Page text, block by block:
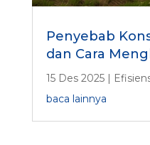
Penyebab
dan Cara
15 Des 2025|
baca lainnya